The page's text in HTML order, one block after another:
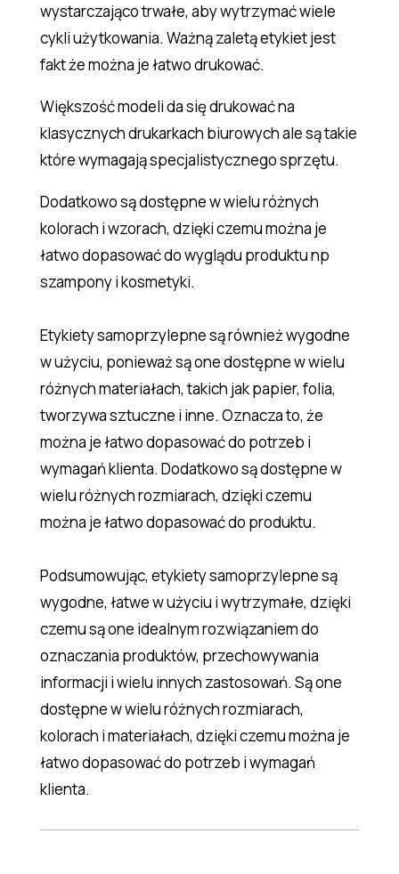
wystarczająco trwałe, aby wytrzymać wiele
cykli użytkowania. Ważną zaletą etykiet jest
fakt że można je łatwo drukować.
Większość modeli da się drukować na
klasycznych drukarkach biurowych ale są takie
które wymagają specjalistycznego sprzętu.
Dodatkowo są dostępne w wielu różnych
kolorach i wzorach, dzięki czemu można je
łatwo dopasować do wyglądu produktu np
szampony i kosmetyki.
Etykiety samoprzylepne są również wygodne
w użyciu, ponieważ są one dostępne w wielu
różnych materiałach, takich jak papier, folia,
tworzywa sztuczne i inne. Oznacza to, że
można je łatwo dopasować do potrzeb i
wymagań klienta. Dodatkowo są dostępne w
wielu różnych rozmiarach, dzięki czemu
można je łatwo dopasować do produktu.
Podsumowując, etykiety samoprzylepne są
wygodne, łatwe w użyciu i wytrzymałe, dzięki
czemu są one idealnym rozwiązaniem do
oznaczania produktów, przechowywania
informacji i wielu innych zastosowań. Są one
dostępne w wielu różnych rozmiarach,
kolorach i materiałach, dzięki czemu można je
łatwo dopasować do potrzeb i wymagań
klienta.